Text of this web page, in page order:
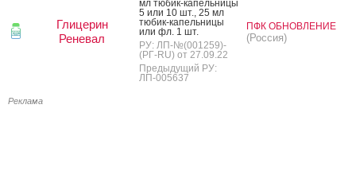
Глицерин
Реневал
мл тю­бик-ка­пель­ни­цы
5 или 10 шт., 25 мл
тю­бик-ка­пель­ни­цы
или фл. 1 шт.
РУ: ЛП-№(001259)-
(РГ-RU) от 27.09.22
Предыдущий РУ:
ЛП-005637
ПФК ОБНОВЛЕНИЕ
(Россия)
Реклама